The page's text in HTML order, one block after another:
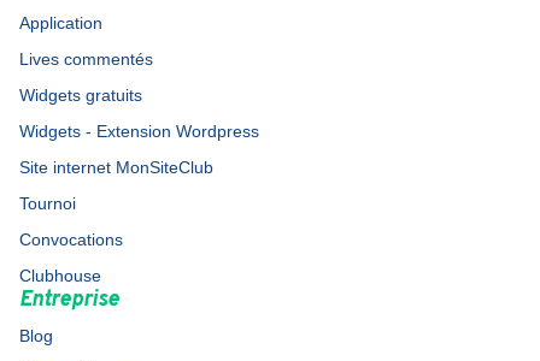
Application
Lives commentés
Widgets gratuits
Widgets - Extension Wordpress
Site internet MonSiteClub
Tournoi
Convocations
Clubhouse
Entreprise
Blog